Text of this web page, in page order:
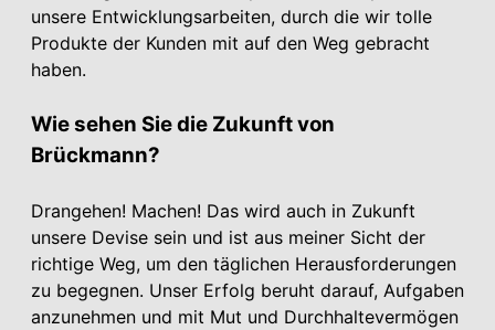
unsere Entwicklungsarbeiten, durch die wir tolle
Produkte der Kunden mit auf den Weg gebracht
haben.
Wie sehen Sie die Zukunft von
Brückmann?
Drangehen! Machen! Das wird auch in Zukunft
unsere Devise sein und ist aus meiner Sicht der
richtige Weg, um den täglichen Herausforderungen
zu begegnen. Unser Erfolg beruht darauf, Aufgaben
anzunehmen und mit Mut und Durchhaltevermögen